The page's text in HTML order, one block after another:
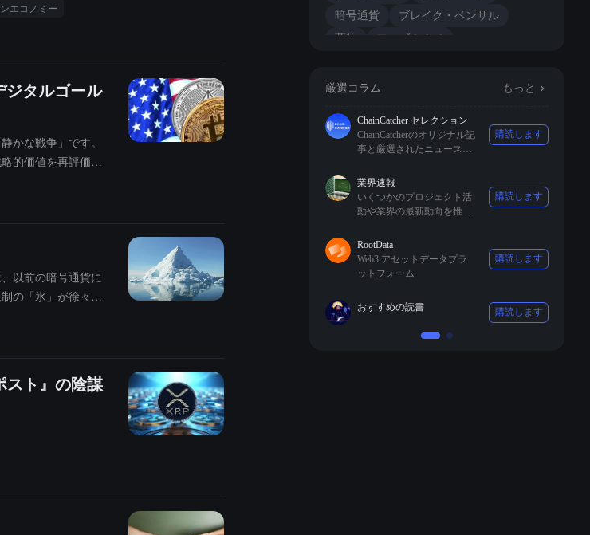
エコノミー
ジタルゴール
かな戦争」です。
的価値を再評価せ
以前の暗号通貨に
の「氷」が徐々に
スト』の陰謀
暗号通貨
ブレイク・ベンサル
薬物
ファゾム ( x )
厳選コラム もっと
ChainCatcher セレクション
ChainCatcherのオリジナル記
事と厳選されたニュースを
購読します
業界速報
いくつかのプロジェクト活
動や業界の最新動向を推薦
購読します
RootData
Web3 アセットデータプラ
ットフォーム
購読します
おすすめの読書 購読します